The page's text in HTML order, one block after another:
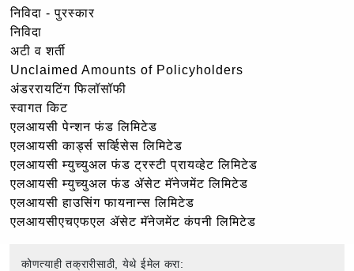
निविदा - पुरस्कार
निविदा
अटी व शर्ती
Unclaimed Amounts of Policyholders
अंडररायटिंग फिलॉसॉफी
स्वागत किट
एलआयसी पेन्शन फंड लिमिटेड
एलआयसी कार्ड्स सर्व्हिसेस लिमिटेड
एलआयसी म्युच्युअल फंड ट्रस्टी प्रायव्हेट लिमिटेड
एलआयसी म्युच्युअल फंड ॲसेट मॅनेजमेंट लिमिटेड
एलआयसी हाउसिंग फायनान्स लिमिटेड
एलआयसीएचएफएल ॲसेट मॅनेजमेंट कंपनी लिमिटेड
कोणत्याही तक्रारीसाठी, येथे ईमेल करा: